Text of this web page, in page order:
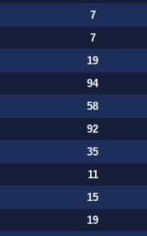
7
7
19
94
58
92
35
11
15
19